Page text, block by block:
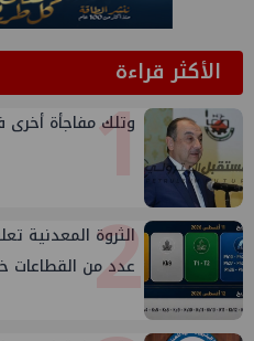
الأكثر قراءة1
وتلك مفاجأة
2
الثروة المعدنية
عدد من القطاعات خلال 11 و13